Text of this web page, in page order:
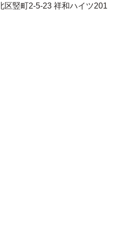
区竪町2-5-23 祥和ハイツ201